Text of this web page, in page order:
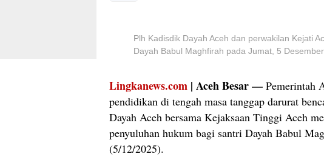
Plh Kadisdik Dayah Aceh dan perwakilan Kejati
Dayah Babul Maghfirah pada Jumat, 5
Lingkanews.com | Aceh Besar — Pemerintah
pendidikan di tengah masa tanggap darurat
Dayah Aceh bersama Kejaksaan Tinggi Aceh
penyuluhan hukum bagi santri Dayah Babul
(5/12/2025).